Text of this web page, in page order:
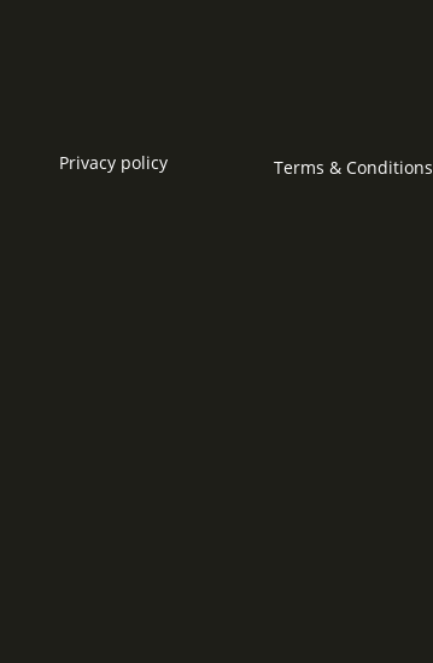
Privacy policy Terms & Conditions